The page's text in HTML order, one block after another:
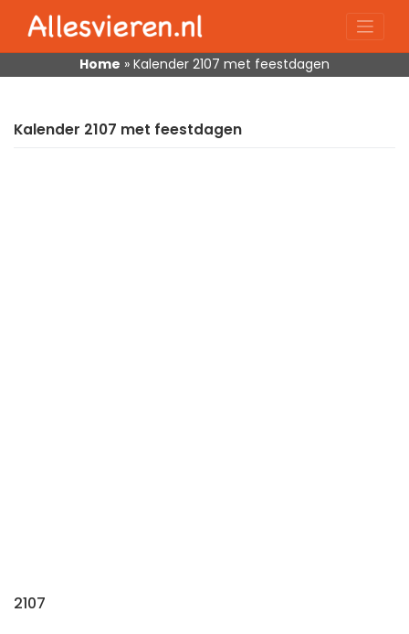
content
Home » Kalender 2107 met feestdagen
Kalender 2107 met feestdagen
2107